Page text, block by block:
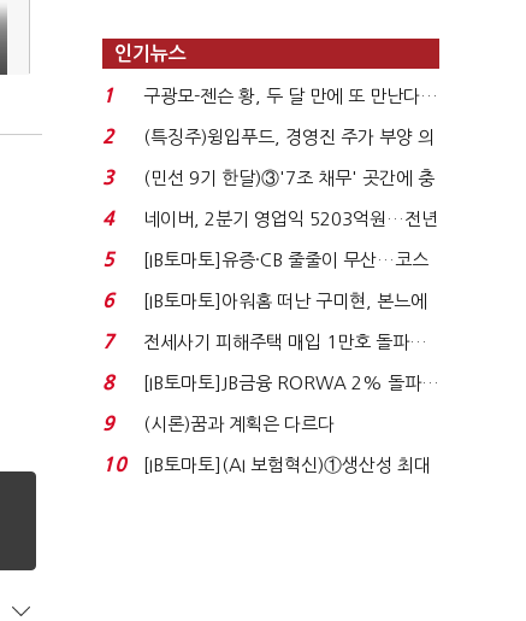
인기뉴스
1
구광모-젠슨 황, 두 달 만에 또 만난다…
로봇·AI 등 논...
2
(특징주)윙입푸드, 경영진 주가 부양 의
지에 상한가...
3
(민선 9기 한달)③'7조 채무' 곳간에 충
격…추미애, 20년...
4
네이버, 2분기 영업익 5203억원…전년
비 0.2% 감소...
5
[IB토마토]유증·CB 줄줄이 무산…코스
닥 벌점 급증에 ...
6
[IB토마토]아워홈 떠난 구미현, 본느에
340억 베팅…가...
7
전세사기 피해주택 매입 1만호 돌파…
누적 피해자 4만2...
8
[IB토마토]JB금융 RORWA 2% 돌파…
실적 견인은 은행 ...
9 (시론)꿈과 계획은 다르다
10
[IB토마토](AI 보험혁신)①생산성 최대